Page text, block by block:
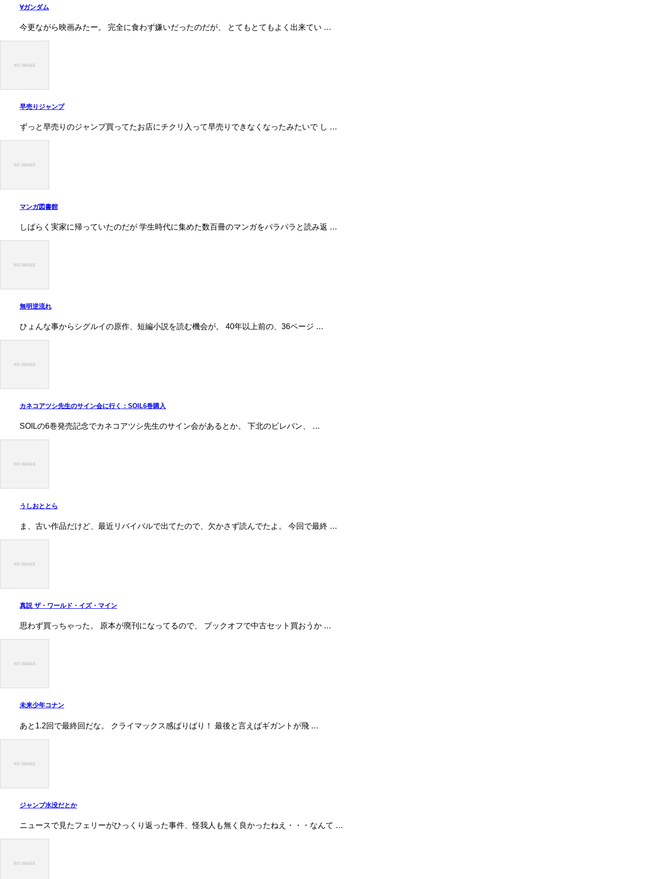
∀ガンダム
今更ながら映画みたー。 完全に食わず嫌いだったのだが、 とてもとてもよく出来てい …
早売りジャンプ
ずっと早売りのジャンプ買ってたお店にチクリ入って早売りできなくなったみたいで し …
マンガ図書館
しばらく実家に帰っていたのだが 学生時代に集めた数百冊のマンガをパラパラと読み返 …
無明逆流れ
ひょんな事からシグルイの原作、短編小説を読む機会が。 40年以上前の、36ページ …
カネコアツシ先生のサイン会に行く：SOIL6巻購入
SOILの6巻発売記念でカネコアツシ先生のサイン会があるとか。 下北のビレバン、 …
うしおととら
ま、古い作品だけど、最近リバイバルで出てたので、欠かさず読んでたよ。 今回で最終 …
真説 ザ・ワールド・イズ・マイン
思わず買っちゃった。 原本が廃刊になってるので、 ブックオフで中古セット買おうか …
未来少年コナン
あと1.2回で最終回だな。 クライマックス感ばりばり！ 最後と言えばギガントが飛 …
ジャンプ水没だとか
ニュースで見たフェリーがひっくり返った事件、怪我人も無く良かったねえ・・・なんて …